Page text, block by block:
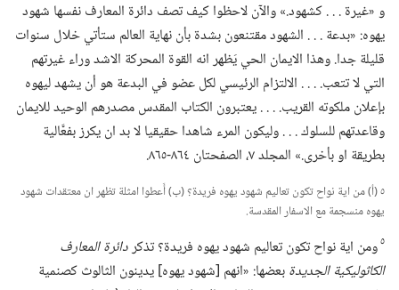
و «غيرة .‏ .‏ .‏ كشهود.‏» والآن لاحظوا كيف تصف دائرة المعارف نفسها شهود
يهوه:‏ «بدعة .‏ .‏ .‏ الشهود مقتنعون بشدة بأن نهاية العالم ستأتي خلال سنوات
قليلة جدا.‏ وهذا الايمان الحي يَظهر انه القوة المحركة الاشد وراء غيرتهم
التي لا تتعب.‏ .‏ .‏ .‏ الالتزام الرئيسي لكل عضو في البدعة هو أن يشهد ليهوه
بإعلان ملكوته القريب.‏ .‏ .‏ .‏ يعتبرون الكتاب المقدس مصدرهم الوحيد للايمان
وقاعدتهم للسلوك .‏ .‏ .‏ وليكون المرء شاهدا حقيقيا لا بد ان يكرز بفعَّالية
بطريقة او بأخرى.‏» المجلد ٧،‏ الصفحتان ٨٦٤-‏٨٦٥.‏
٥ (‏أ)‏ من اية نواح تكون تعاليم شهود يهوه فريدة؟‏ (‏ب)‏ أَعطوا امثلة تظهر ان معتقدات شهود
يهوه منسجمة مع الاسفار المقدسة.‏
٥ومن اية نواح تكون تعاليم شهود يهوه فريدة؟‏ تذكردائرة المعارف
الكاثوليكية الجديدةبعضها:‏ «انهم [شهود يهوه] يدينون الثالوث كصنمية